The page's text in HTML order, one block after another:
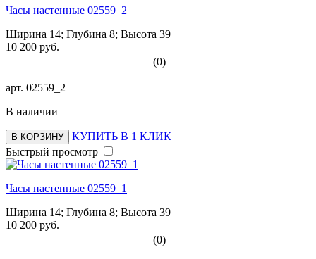
Часы настенные 02559_2
Ширина 14; Глубина 8; Высота 39
10 200 руб.
(0)
арт. 02559_2
В наличии
В КОРЗИНУ
КУПИТЬ В 1 КЛИК
Быстрый просмотр
Часы настенные 02559_1
Ширина 14; Глубина 8; Высота 39
10 200 руб.
(0)